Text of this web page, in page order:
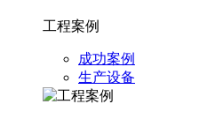
工程案例
成功案例
生产设备